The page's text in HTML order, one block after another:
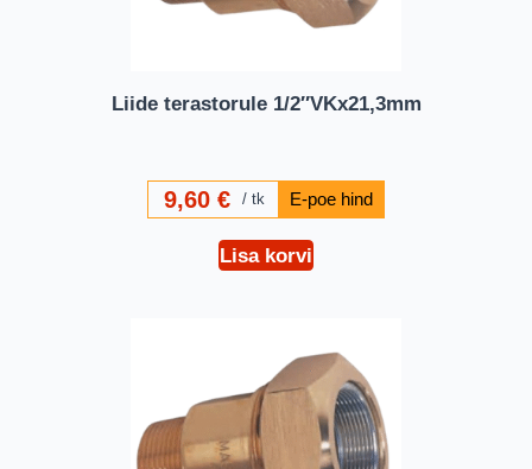
Liide terastorule 1/2″VKx21,3mm
9,60€ tk
Lisa korvi